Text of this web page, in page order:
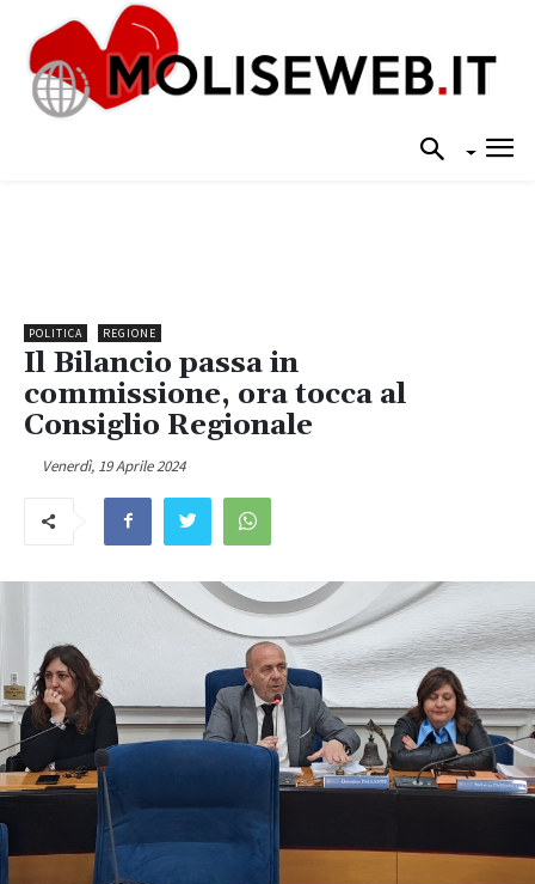
POLITICA REGIONE
Il Bilancio passa in
commissione, ora tocca al
Consiglio Regionale
Venerdì, 19 Aprile 2024